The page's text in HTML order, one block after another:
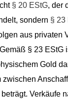
§ 20 EStG, der
son­dern § 23
aus pri­vat­en
§ 23 EStG
Gold
zwis­chen
Verkäufe